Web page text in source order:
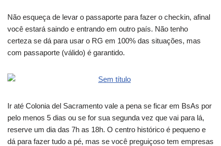
Não esqueça de levar o passaporte para fazer o checkin, afinal
você estará saindo e entrando em outro país. Não tenho
certeza se dá para usar o RG em 100% das situações, mas
com passaporte (válido) é garantido.
Ir até Colonia del Sacramento vale a pena se ficar em BsAs por
pelo menos 5 dias ou se for sua segunda vez que vai para lá,
reserve um dia das 7h as 18h. O centro histórico é pequeno e
dá para fazer tudo a pé, mas se você preguiçoso tem empresas